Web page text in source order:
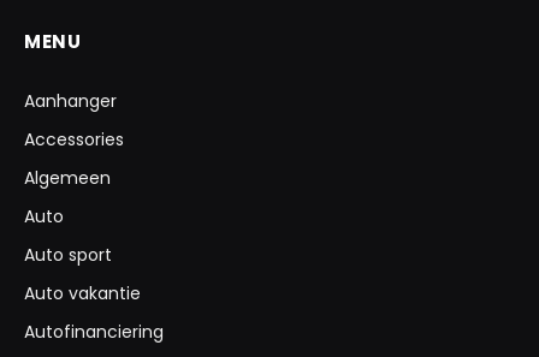
MENU
Aanhanger
Accessories
Algemeen
Auto
Auto sport
Auto vakantie
Autofinanciering